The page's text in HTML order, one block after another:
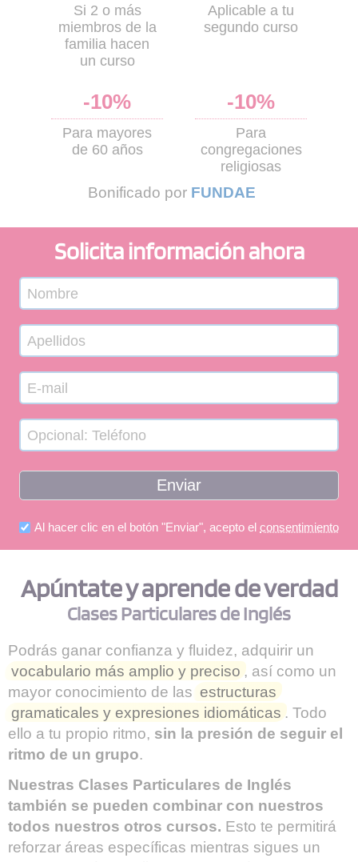
Si 2 o más
miembros de la
familia hacen
un curso
Aplicable a tu
segundo curso
-10%
Para mayores
de 60 años
-10%
Para
congregaciones
religiosas
Bonificado por FUNDAE
Solicita información ahora
Al hacer clic en el botón "Enviar", acepto el consentimiento
Apúntate y aprende de verdad
Clases Particulares de Inglés
Podrás ganar confianza y fluidez, adquirir un
vocabulario más amplio y preciso , así como un
mayor conocimiento de las estructuras
gramaticales y expresiones idiomáticas . Todo
ello a tu propio ritmo, sin la presión de seguir el
ritmo de un grupo.
Nuestras Clases Particulares de Inglés
también se pueden combinar con nuestros
todos nuestros otros cursos. Esto te permitirá
reforzar áreas específicas mientras sigues un